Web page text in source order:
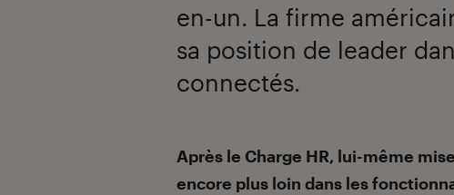
en-un. La firme
sa position de leader
connectés.
Introduction
Après le Charge HR, lui-même
encore plus loin dans les